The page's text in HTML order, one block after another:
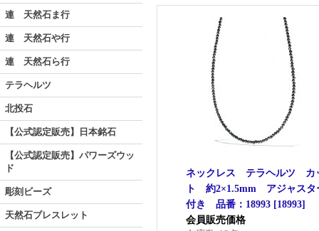
連 天然石ま行
連 天然石や行
連 天然石ら行
テラヘルツ
北投石
【公式認定販売】日本銘石
【公式認定販売】パワーズウッ
ド
彫刻ビーズ
天然石ブレスレット
ネックレス テラヘルツ カ
ト 約2×1.5mm アジャスタ
付き 品番：18993 [18993]
会員販売価格